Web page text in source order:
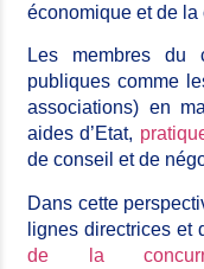
économique et de la
Les membres du
publiques comme
associations) en
aides d’Etat,
de conseil et de
Dans cette
lignes directrices et
de la